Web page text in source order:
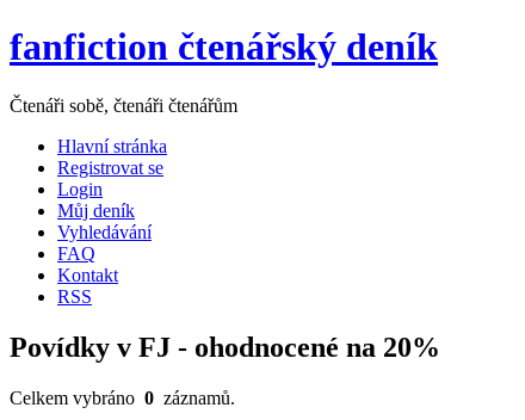
fanfiction čtenářský deník
Čtenáři sobě, čtenáři čtenářům
Hlavní stránka
Registrovat se
Login
Můj deník
Vyhledávání
FAQ
Kontakt
RSS
Povídky v FJ - ohodnocené na 20%
Celkem vybráno 0 záznamů.